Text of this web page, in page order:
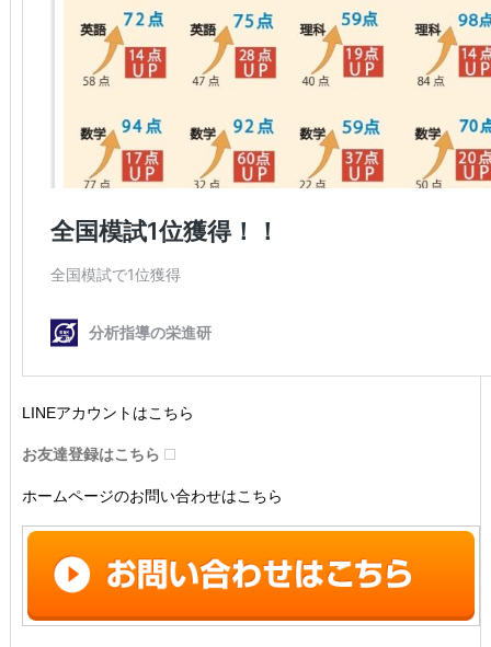
LINEアカウントはこちら
お友達登録はこちら
ホームページのお問い合わせはこちら